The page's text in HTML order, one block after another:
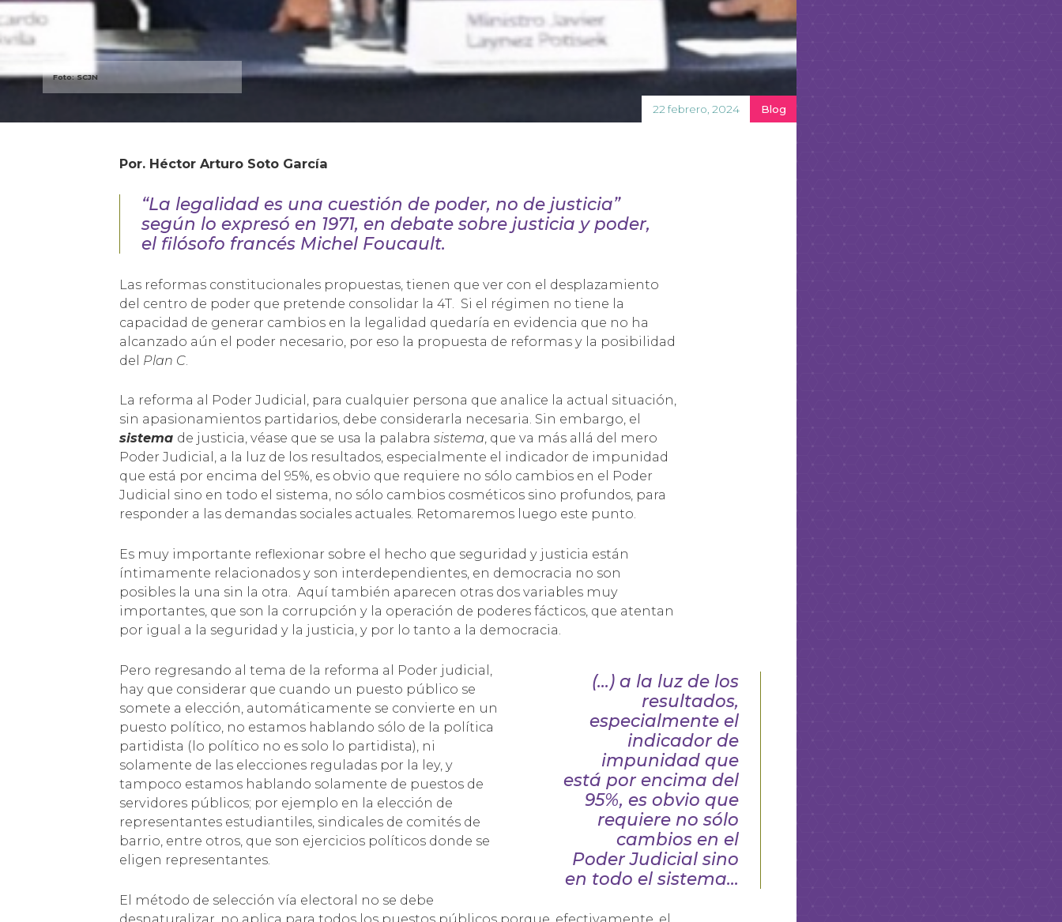
Foto: SCJN
Blog
22 febrero, 2024
Por. Héctor Arturo Soto García
“La legalidad es una cuestión de poder, no de justicia”
según lo expresó en 1971, en debate sobre justicia y poder,
el filósofo francés Michel Foucault.
Las reformas constitucionales propuestas, tienen que ver con el desplazamiento
del centro de poder que pretende consolidar la 4T. Si el régimen no tiene la
capacidad de generar cambios en la legalidad quedaría en evidencia que no ha
alcanzado aún el poder necesario, por eso la propuesta de reformas y la posibilidad
del Plan C
La reforma al Poder Judicial, para cualquier persona que analice la actual situación,
sin apasionamientos partidarios, debe considerarla necesaria. Sin embargo, el
sistema de justicia, véase que se usa la palabrasistema, que va más allá del mero
Poder Judicial, a la luz de los resultados, especialmente el indicador de impunidad
que está por encima del 95%, es obvio que requiere no sólo cambios en el Poder
Judicial sino en todo el sistema, no sólo cambios cosméticos sino profundos, para
responder a las demandas sociales actuales. Retomaremos luego este punto.
Es muy importante reflexionar sobre el hecho que seguridad y justicia están
íntimamente relacionados y son interdependientes, en democracia no son
posibles la una sin la otra. Aquí también aparecen otras dos variables muy
importantes, que son la corrupción y la operación de poderes fácticos, que atentan
por igual a la seguridad y la justicia, y por lo tanto a la democracia.
(…) a la luz de los
resultados,
especialmente el
indicador de
impunidad que
está por encima del
95%, es obvio que
requiere no sólo
cambios en el
Poder Judicial sino
en todo el sistema…
Pero regresando al tema de la reforma al Poder judicial,
hay que considerar que cuando un puesto público se
somete a elección, automáticamente se convierte en un
puesto político, no estamos hablando sólo de la política
partidista (lo político no es solo lo partidista), ni
solamente de las elecciones reguladas por la ley, y
tampoco estamos hablando solamente de puestos de
servidores públicos; por ejemplo en la elección de
representantes estudiantiles, sindicales de comités de
barrio, entre otros, que son ejercicios políticos donde se
eligen representantes.
El método de selección vía electoral no se debe